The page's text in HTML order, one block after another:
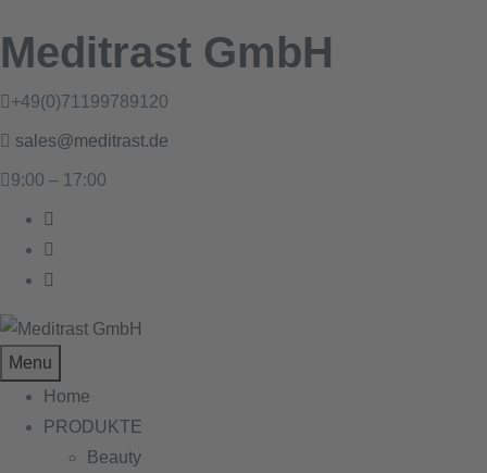
Meditrast GmbH
+49(0)71199789120
sales@meditrast.de
9:00 – 17:00
Menu
Home
PRODUKTE
Beauty